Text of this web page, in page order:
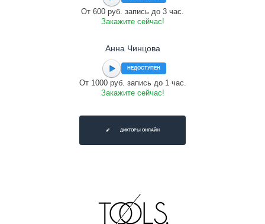
От 600 руб. запись до 3 час.
Закажите сейчас!
Анна Чинцова
НЕДОСТУПЕН
От 1000 руб. запись до 1 час.
Закажите сейчас!
ДИКТОРЫ ОНЛАЙН